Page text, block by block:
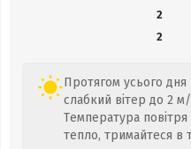
2
2
Протягом усього
слабкий вітер до 2
Температура повітря
тепло, тримайтеся в